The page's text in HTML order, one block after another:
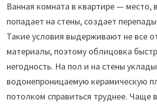
Ванная комната в квартире — место,
попадает на стены, создает
Такие условия выдерживают не все
материалы, поэтому облицовка
негодность. На пол и на стены
водонепроницаемую керамическую
потолком справиться труднее. Чаще